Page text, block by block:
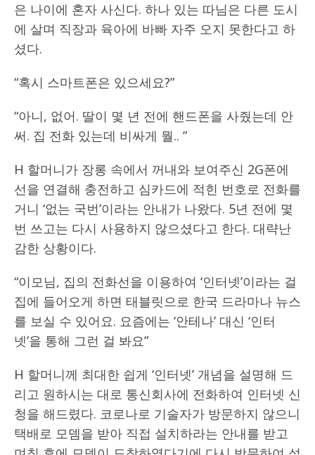
은 나이에 혼자 사신다. 하나 있는 따님은 다른 도시
에 살며 직장과 육아에 바빠 자주 오지 못한다고 하
셨다.
“혹시 스마트폰은 있으세요?”
“아니, 없어. 딸이 몇 년 전에 핸드폰을 사줬는데 안
써. 집 전화 있는데 비싸게 뭘.. ”
H 할머니가 장롱 속에서 꺼내와 보여주신 2G폰에
선을 연결해 충전하고 심카드에 적힌 번호로 전화를
거니 ‘없는 국번’이라는 안내가 나왔다. 5년 전에 몇
번 쓰고는 다시 사용하지 않으셨다고 한다. 대략난
감한 상황이다.
“이모님, 집의 전화선을 이용하여 ‘인터넷’이라는 걸
집에 들어오게 하면 태블릿으로 한국 드라마나 뉴스
를 보실 수 있어요. 요즘에는 ‘안테나’ 대신 ‘인터
넷’을 통해 그런 걸 봐요”
H 할머니께 최대한 쉽게 ‘인터넷’ 개념을 설명해 드
리고 원하시는 대로 통신회사에 전화하여 인터넷 신
청을 해드렸다. 코로나로 기술자가 방문하지 않으니
택배로 모뎀을 받아 직접 설치하라는 안내를 받고